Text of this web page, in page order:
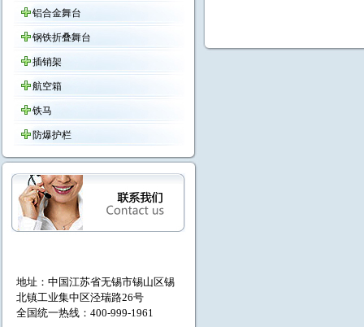
铝合金舞台
钢铁折叠舞台
插销架
航空箱
铁马
防爆护栏
地址：中国江苏省无锡市锡山区锡
北镇工业集中区泾瑞路26号
全国统一热线：400-999-1961